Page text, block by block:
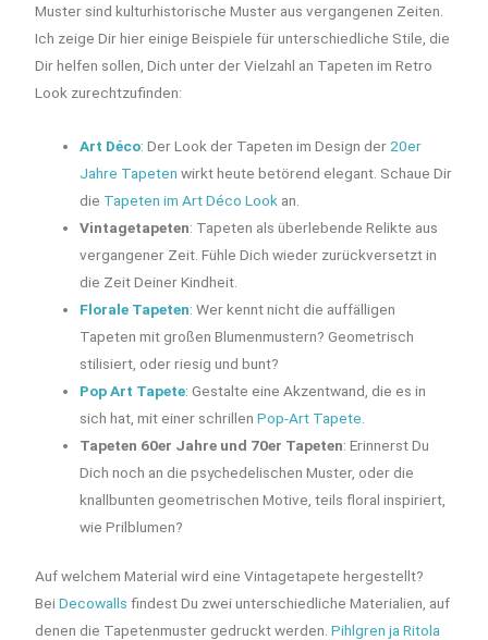
Muster sind kulturhistorische Muster aus vergangenen Zeiten.
Ich zeige Dir hier einige Beispiele für unterschiedliche Stile, die
Dir helfen sollen, Dich unter der Vielzahl an Tapeten im Retro
Look zurechtzufinden:
Art Déco: Der Look der Tapeten im Design der 20er
Jahre Tapeten wirkt heute betörend elegant. Schaue Dir
die Tapeten im Art Déco Look an.
Vintagetapeten: Tapeten als überlebende Relikte aus
vergangener Zeit. Fühle Dich wieder zurückversetzt in
die Zeit Deiner Kindheit.
Florale Tapeten: Wer kennt nicht die auffälligen
Tapeten mit großen Blumenmustern? Geometrisch
stilisiert, oder riesig und bunt?
Pop Art Tapete: Gestalte eine Akzentwand, die es in
sich hat, mit einer schrillenPop-Art Tapete
Tapeten 60er Jahre und 70er Tapeten: Erinnerst Du
Dich noch an die psychedelischen Muster, oder die
knallbunten geometrischen Motive, teils floral inspiriert,
wie Prilblumen?
Auf welchem Material wird eine Vintagetapete hergestellt?
BeiDecowalls findest Du zwei unterschiedliche Materialien, auf
denen die Tapetenmuster gedruckt werden.Pihlgren ja Ritola